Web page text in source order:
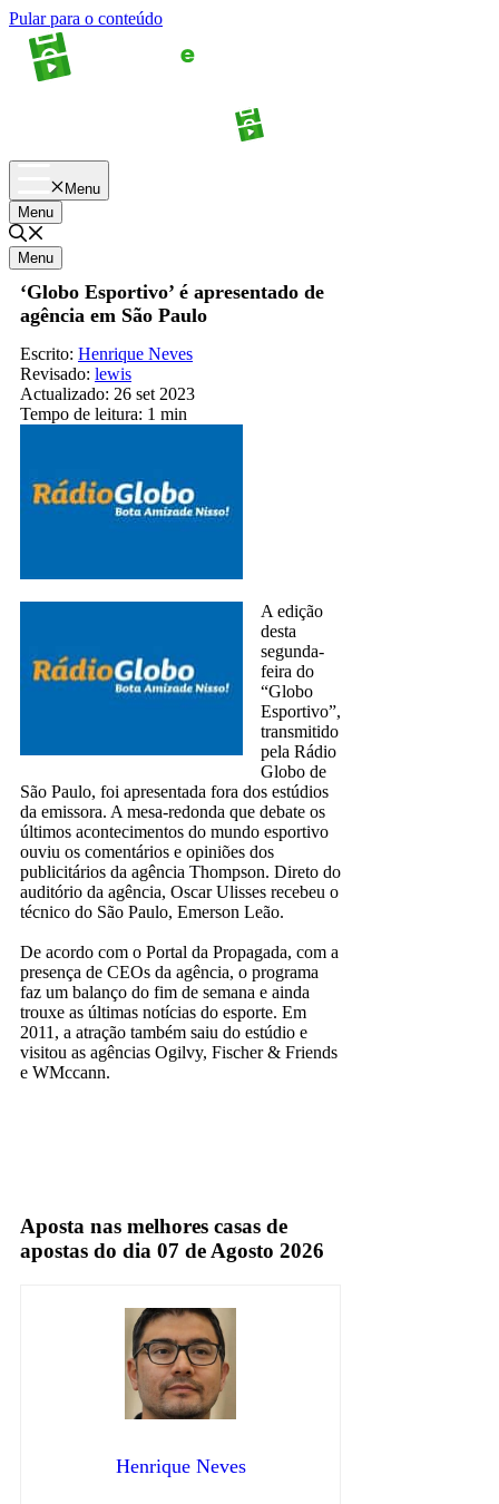
Pular para o conteúdo
Menu
Menu
Menu
‘Globo Esportivo’ é apresentado de
agência em São Paulo
Escrito: Henrique Neves
Revisado: lewis
Actualizado: 26 set 2023
Tempo de leitura: 1 min
A edição
desta
segunda-
feira do
“Globo
Esportivo”,
transmitido
pela Rádio
Globo de
São Paulo, foi apresentada fora dos estúdios
da emissora. A mesa-redonda que debate os
últimos acontecimentos do mundo esportivo
ouviu os comentários e opiniões dos
publicitários da agência Thompson. Direto do
auditório da agência, Oscar Ulisses recebeu o
técnico do São Paulo, Emerson Leão.
De acordo com o Portal da Propagada, com a
presença de CEOs da agência, o programa
faz um balanço do fim de semana e ainda
trouxe as últimas notícias do esporte. Em
2011, a atração também saiu do estúdio e
visitou as agências Ogilvy, Fischer & Friends
e WMccann.
Aposta nas melhores casas de
apostas do dia 07 de Agosto 2026
Henrique Neves